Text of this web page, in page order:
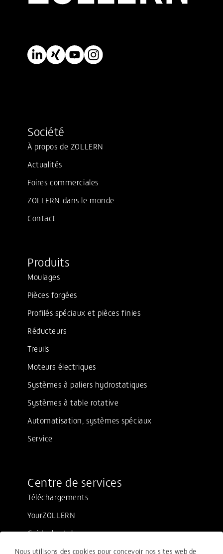
Société
À propos de ZOLLERN
Actualités
Foires commerciales
ZOLLERN dans le monde
Contact
Produits
Moulages
Pièces forgées
Profilés spéciaux et pièces finies
Réducteurs
Treuils
Moteurs électriques
Systèmes à paliers hydrostatiques
Systèmes à table rotative
Automatisation, systèmes spéciaux
Service
Centre de services
Téléchargements
YourZOLLERN
Guide de style
Nous utilisons des cookies pour concevoir nos sites web de